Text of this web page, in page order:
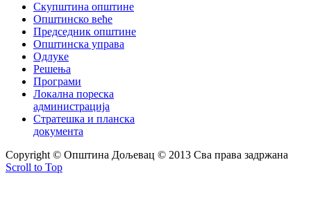
Скупштина општине
Општинско веће
Председник општине
Општинска управа
Одлуке
Решења
Програми
Локална пореска
администрација
Стратешка и планска
документа
Copyright © Oпштина Дољевац © 2013 Сва права задржана
Scroll to Top